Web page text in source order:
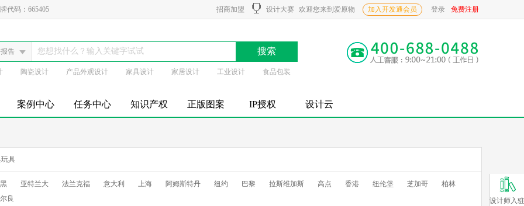
代码：665405 招商加盟 设计大赛 欢迎您来到爱原物 加入开发通会员 免费注册
登录
告
陶瓷设计 产品外观设计 家具设计 家居设计 工业设计 食品包装
案例中心 任务中心 知识产权 正版图案 IP授权 设计云
具
亚特兰大 法兰克福 意大利 上海 阿姆斯特丹 纽约 巴黎 拉斯维加斯 高点 香港 纽伦堡 芝加哥
柏林
良 设计师入驻